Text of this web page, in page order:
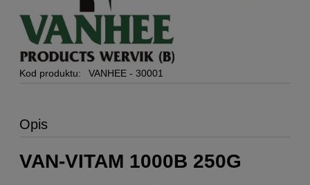
Kod produktu: VANHEE - 30001
Opis
VAN-VITAM 1000B 250G